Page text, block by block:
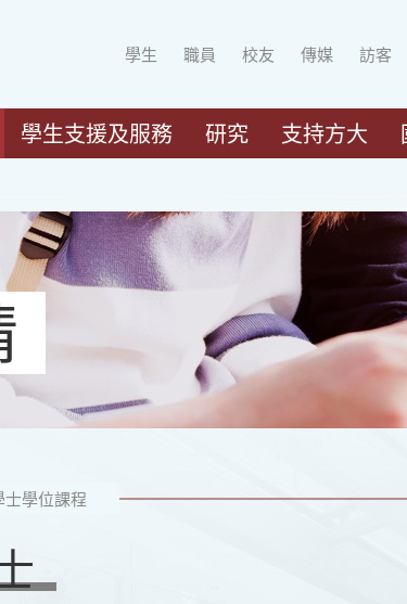
學生 職員 校友 傳媒 訪客
學生支援及服務 研究 支持方大
士學位課程